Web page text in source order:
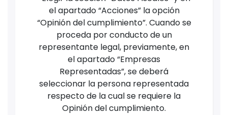
el apartado “Acciones” la opción
“Opinión del cumplimiento”. Cuando se
proceda por conducto de un
representante legal, previamente, en
el apartado “Empresas
Representadas”, se deberá
seleccionar la persona representada
respecto de la cual se requiere la
Opinión del cumplimiento.